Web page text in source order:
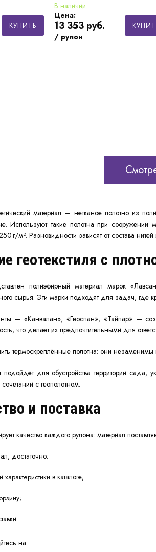
КУПИТЬ
В наличии
Цена:
13 353 руб.
/ рулон
материал — нетканое полотно из
Используют такие полотна при сооружении
г/м². Разновидности зависят от состава нитей
геотекстиля с
полиэфирный материал марок
сырья. Эти марки подходят для задач, где
— «Канвалан», «Геоспан», «Тайпар» —
что делает их предпочтительными для
термоскреплённые полотна: они незаменимы
подойдёт для обустройства территориисада,
сочетании с геополотном.
и поставка
качество каждого рулона: материал
достаточно:
и характеристики в каталоге;
;
на: